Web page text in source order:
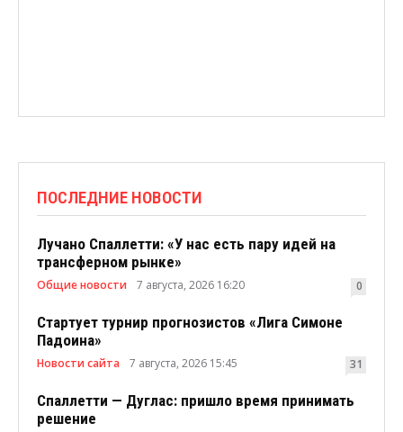
ПОСЛЕДНИЕ НОВОСТИ
Лучано Спаллетти: «У нас есть пару идей на
трансферном рынке»
Общие новости 7 августа, 2026 16:20 0
Стартует турнир прогнозистов «Лига Симоне
Падоина»
Новости сайта 7 августа, 2026 15:45 31
Спаллетти — Дуглас: пришло время принимать
решение